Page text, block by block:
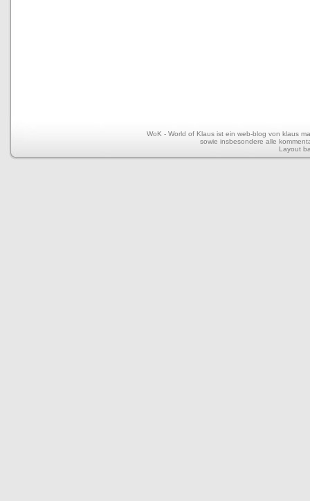
WoK - World of Klaus ist ein web-blog von klaus
sowie insbesondere alle
Layout